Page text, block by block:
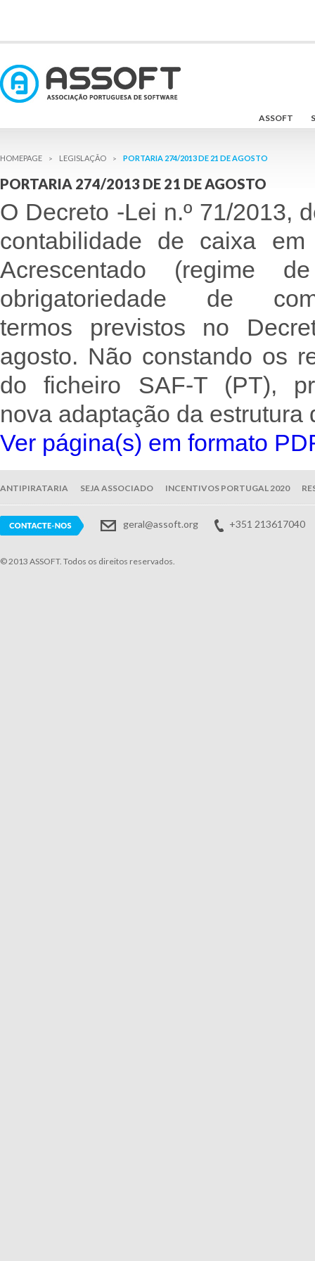
ASSOFT
> > PORTARIA 274/2013 DE 21 DE AGOSTO
PORTARIA 274/2013 DE 21 DE AGOSTO
O Decreto -Lei n.º 71/2013,
contabilidade de caixa
Acrescentado (regime
obrigatoriedade de
termos previstos no
agosto. Não constando os
do ficheiro SAF-T (PT),
nova adaptação da
Ver página(s) em formato
ANTIPIRATARIA SEJA ASSOCIADO INCENTIVOS PORTUGAL 2020
geral@assoft.org +351 213617040
© 2013 ASSOFT. Todos os direitos reservados.